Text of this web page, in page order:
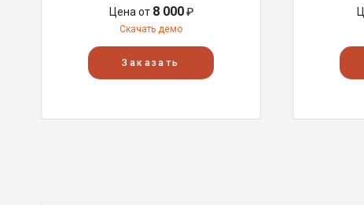
Цена от 8 000₽
Скачать демо
Заказать